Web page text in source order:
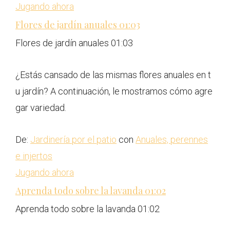
Jugando ahora
Flores de jardín anuales 01:03
Flores de jardín anuales 01:03
¿Estás cansado de las mismas flores anuales en t
u jardín? A continuación, le mostramos cómo agre
gar variedad.
De: Jardinería por el patio con Anuales, perennes
e injertos
Jugando ahora
Aprenda todo sobre la lavanda 01:02
Aprenda todo sobre la lavanda 01:02